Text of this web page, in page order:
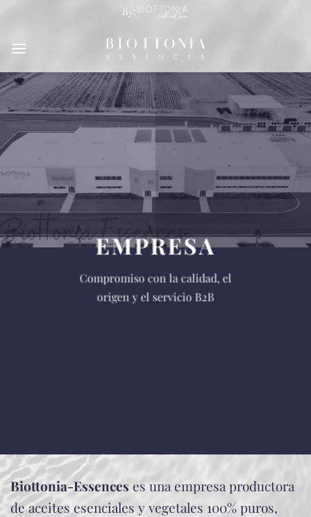
contenido
By:
EMPRESA
Compromiso con la calidad, el
origen y el servicio B2B
Biottonia-Essences es una empresa productora
de aceites esenciales y vegetales 100% puros,